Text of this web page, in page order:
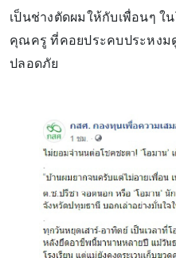
เป็นช่างตัดผมให้กับเพื่อนๆ ใ
คุณครู ที่คอยประคบประหงม
ปลอดภัย